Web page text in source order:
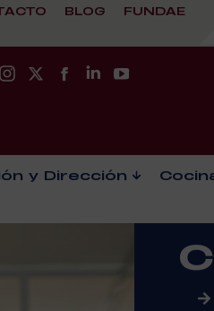
BLOG FUNDAE
y Dirección